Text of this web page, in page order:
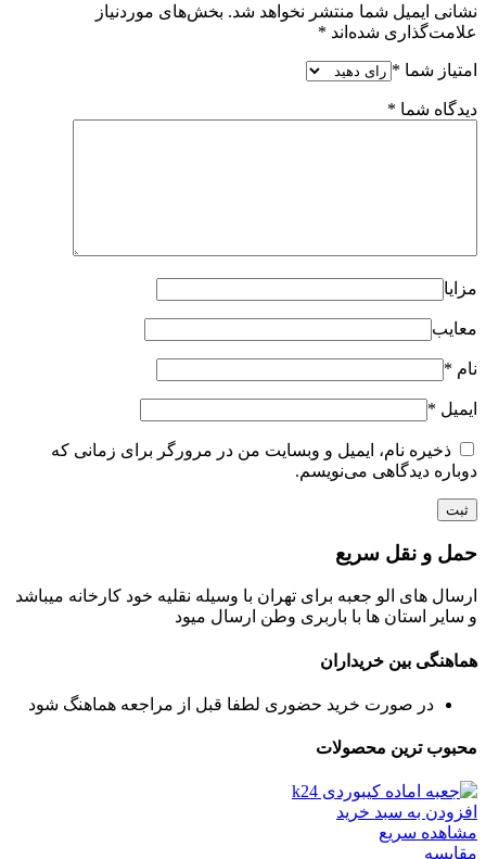
نشانی ایمیل شما منتشر نخواهد شد. بخش‌های موردنیاز
علامت‌گذاری شده‌اند *
امتیاز شما *
دیدگاه شما *
مزایا
معایب
نام *
ایمیل *
ذخیره نام، ایمیل و وبسایت من در مرورگر برای زمانی که
دوباره دیدگاهی می‌نویسم.
حمل و نقل سریع
ارسال های الو جعبه برای تهران با وسیله نقلیه خود کارخانه میباشد
و سایر استان ها با باربری وطن ارسال میود
هماهنگی بین خریداران
در صورت خرید حضوری لطفا قبل از مراجعه هماهنگ شود
محبوب ترین محصولات
افزودن به سبد خرید
مشاهده سریع
مقایسه